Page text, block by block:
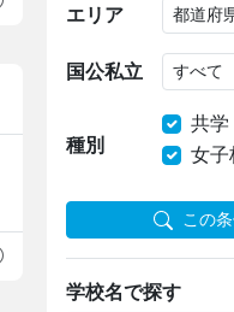
エリア
国公私立
種別
共学
女子
この
学校名で探す